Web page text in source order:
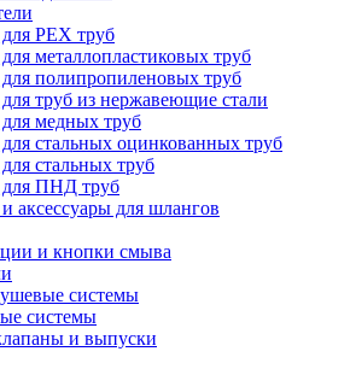
PEX труб
металлопластиковых труб
полипропиленовых труб
труб из нержавеющие стали
медных труб
стальных оцинкованных труб
стальных труб
ПНД труб
аксессуары для шлангов
и кнопки смыва
системы
системы
и выпуски